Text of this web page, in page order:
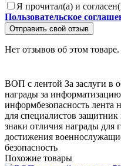
Я прочитал(а) и
Пользовательское
Отправить свой отзыв
Нет отзывов об этом товаре.
ВОП с лентой За заслуги в
награды за информатизацию
информбезопасность лента
для специалистов
знаки отличия награды для
достижения
безопасность
Похожие товары